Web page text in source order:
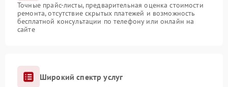
Точные прайс-листы, предварительная оценка стоимости
ремонта, отсутствие скрытых платежей и возможность
бесплатной консультации по телефону или онлайн на
сайте
Широкий спектр услуг